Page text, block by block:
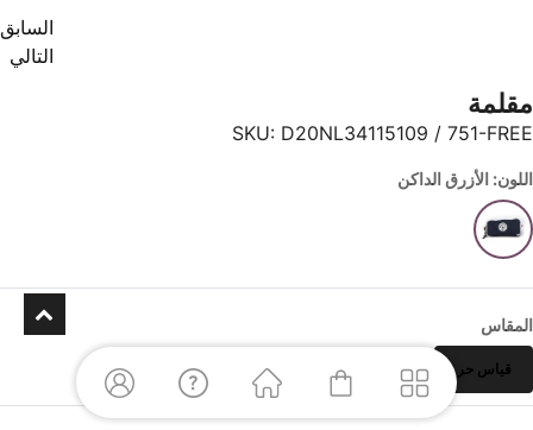
السابق
التالي
مقلمة
SKU: D20NL34115109 / 751-FREE
اللون: الأزرق الداكن
المقاس
قياس حر